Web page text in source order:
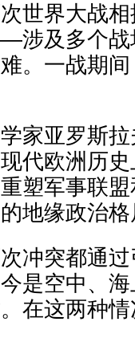
世界大战
涉及多个
。一战期
家亚罗斯
代欧洲历
塑军事联
地缘政治
冲突都通
是空中、
在这两种情